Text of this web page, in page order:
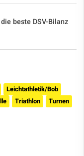
beste DSV-Bilanz
Leichtathletik/Bob
Triathlon
Turnen